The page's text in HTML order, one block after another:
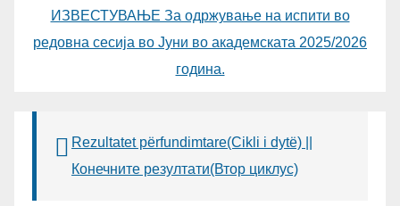
ИЗВЕСТУВАЊЕ За одржување на испити во
редовна сесија во Јуни во академската 2025/2026
година.
Rezultatet përfundimtare(Cikli i dytë) ||
Конечните резултати(Втор циклус)